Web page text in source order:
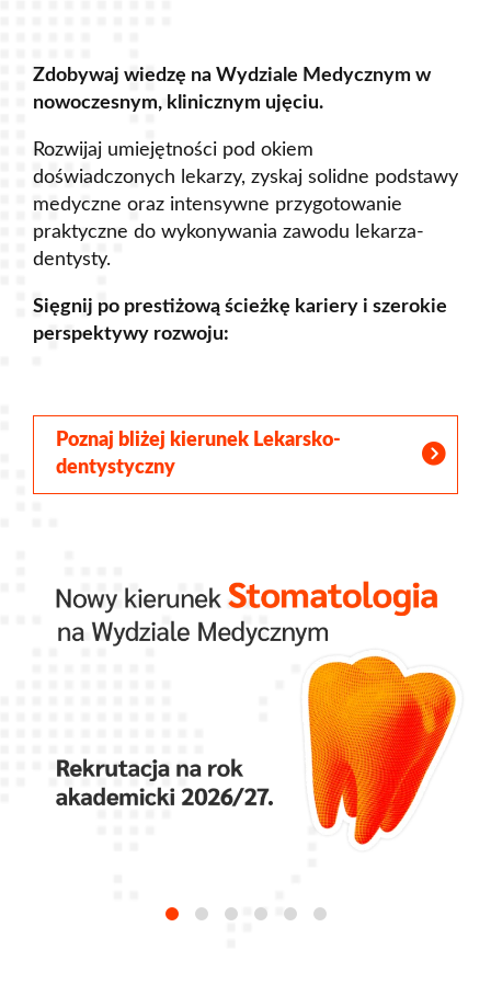
Zdobywaj wiedzę na Wydziale Medycznym w
nowoczesnym, klinicznym ujęciu.
Rozwijaj umiejętności pod okiem
doświadczonych lekarzy, zyskaj solidne podstawy
medyczne oraz intensywne przygotowanie
praktyczne do wykonywania zawodu lekarza-
dentysty.
Sięgnij po prestiżową ścieżkę kariery i szerokie
perspektywy rozwoju:
Poznaj bliżej kierunek Lekarsko-
dentystyczny